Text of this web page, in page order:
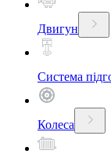
Двигун
Система
Колеса